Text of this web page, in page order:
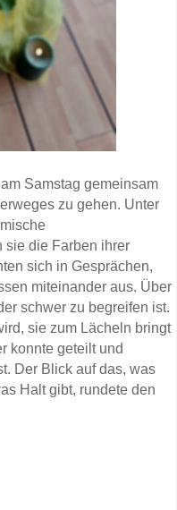
Samstag gemeinsam
zu gehen. Unter
sie die Farben ihrer
sich in Gesprächen,
miteinander aus. Über
schwer zu begreifen ist.
sie zum Lächeln bringt
konnte geteilt und
Der Blick auf das, was
Halt gibt, rundete den